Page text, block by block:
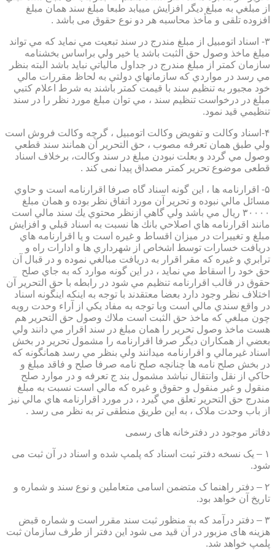
از مبلغي به مبلغ ديگر افزايش مييابد طبعا مبلغ سند همان مبلغ
افزوده تلقی و مأخذ محاسبه هر دو نوع حقوق می باشد .
۳- اسناد اتومبيل از مبلغ مندرج در سند تبعيت مي نمايد كه مي تواند
مبلغ ماخذ وصول حق الثبت باشد يا خير ولي براساس بخشنامه
سازمان كمتر از مبلغ مندرج در جداول مالياتي نبايد باشد البته بنظر
مي رسد در مواردي كه سازمانهاي دولتي به لحاظ مقررات مالي
خود مجبور به تنظيم سند با قيمت كمتر باشند به شرط اعلام كتبي
مبلغ در درخواست تنظيم سند ، مي توان مبلغ مورد نظر را در سند
تنظيمي قيد نمود.
۴-اسناد وكالت و تفويض وكالت اتومبيل ، گرچه وكالت فروش است
ولي طبق همان تعرفه مصوب ، حق التحرير آن همانند سند قطعي
وصول مي گردد و بعلت نبودن مبلغ در سند وكالت، برخلاف اسناد
قطعی موضوع تحریر کمتر مصداق پیدا نمی کند .
۵- اقرارنامه ها ، اين گونه اسناد گاه صرفا اقرارنامه است و حاوي
مسائل مالي نبوده و تحرير آن مورد اتفاق نظر بوده و همان مبلغ
۳۰۰۰۰ ريال مي باشد ولي گاهي ازنظر محتوي يك سند مالي است
مانند اقرارنامه هاي اصلاحي بانك ها نسبت به اسناد قبلي و افزايش
مبلغ و تغييرات در ميزان اقساط و غيره است و يا اقرارنامه هاي
دريافت خسارات توسط اشخاص از شهرداري ها و ادارات راه و
ترابري و غيره كه مقر اقرار به دريافت مبالغي نموده و در قبال آن
حق خود را اسقاط مي نمايد ، در اين گونه موارد كه به جاي صلح
حقوق در قالب اقرارنامه تنظيم مي شود در رابطه با حق التحرير آن
اختلاف نظر وجود دارد بعضا معتقدند با توجه به اينكه اينگونه اسناد
در واقع سندي مالي است وبا توجه به مفاد يكي از آراء وحدت رويه
چون مبلغي كه ماخذ حق الثبت است ملاك وصول حق التحرير هم
هست ماخذ وصول تحرير را همان مبلغ در سند اقرار مي دانند ولي
بعضي از همكاران ديگر صرفا اقرارنامه را مشمول تحرير در بخش
اسناد غيرمالي و اقرارنامه ميدانند ولي بنظر مي رسد همانگونه كه
در بخش صلح نامه ها چنانچه صلح نامه صرفا صلح و فاقد مبلغ و
حاكي از نقل وانتقال نباشد مشمول بند ج تعرفه و در موارد صلح
منقول و غير منقول و حقوق و غيره كه مالي است نسبت به مبلغ
مندرج حق التحرير تعلق مي گيرد ، در مورد اقرارنامه هاي مالي نيز
از باب وحدت ملاک ، به این طریق منطقی تر به نظر می رسد .
دفاتر موجود در دفترخانه های رسمی
۱ – یک نسخه دفتر ثبت اسناد که پلمپ شده و اسناد در آن ثبت می
شود.
۲ – دفتر راهنما ک متضمن اسامی متعاملین و نوع سند و شماره و
تاریخ آن خواهد بود.
۳ – دفتر درآمد که به منظور ثبت سند مقرر است و شماره قبض
هزینه های مزبور در آن قید می شود این دفتر از طرف سازمان ثبت
پلمپ خواهد شد.